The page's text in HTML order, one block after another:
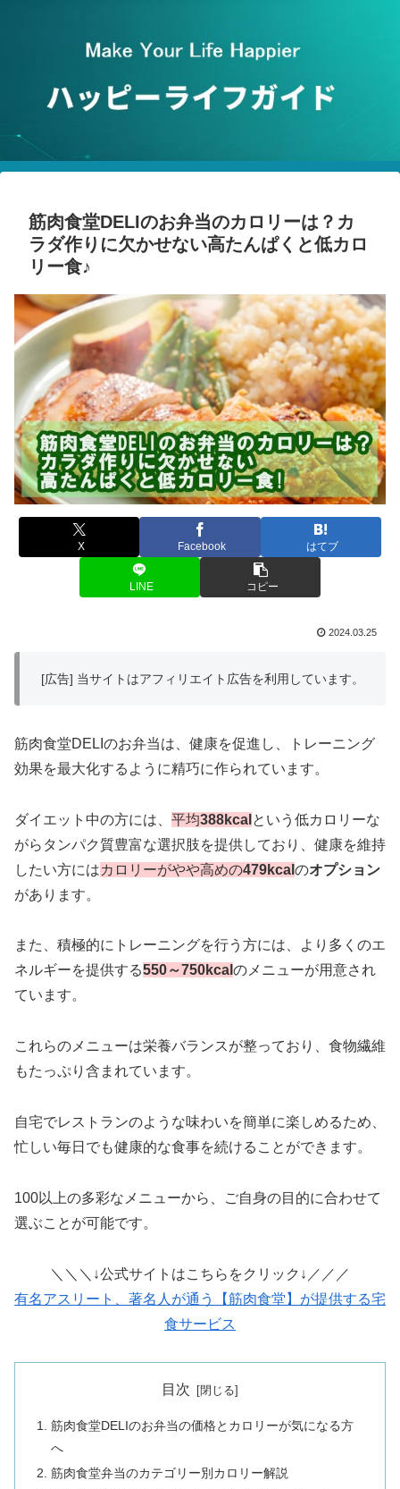
筋肉食堂DELIのお弁当のカロリーは？カ
ラダ作りに欠かせない高たんぱくと低カロ
リー食♪
X Facebook はてブ
LINE コピー
2024.03.25
[広告] 当サイトはアフィリエイト広告を利用しています。
筋肉食堂DELIのお弁当は、健康を促進し、トレーニング
効果を最大化するように精巧に作られています。
ダイエット中の方には、 平均388kcal という低カロリーな
がらタンパク質豊富な選択肢を提供しており、健康を維持
したい方にはカロリーがやや高めの479kcal のオプション
があります。
また、積極的にトレーニングを行う方には、より多くのエ
ネルギーを提供する550～750kcal のメニューが用意され
ています。
これらのメニューは栄養バランスが整っており、食物繊維
もたっぷり含まれています。
自宅でレストランのような味わいを簡単に楽しめるため、
忙しい毎日でも健康的な食事を続けることができます。
100以上の多彩なメニューから、ご自身の目的に合わせて
選ぶことが可能です。
＼＼＼↓公式サイトはこちらをクリック↓／／／
有名アスリート、著名人が通う【筋肉食堂】が提供する宅
食サービス
目次
筋肉食堂DELIのお弁当の価格とカロリーが気になる方
へ
筋肉食堂弁当のカテゴリー別カロリー解説